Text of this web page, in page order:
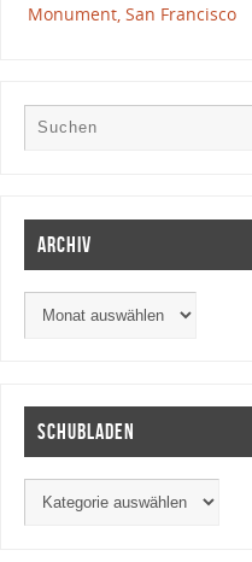
Monument, San Francisco
Archiv
Schubladen